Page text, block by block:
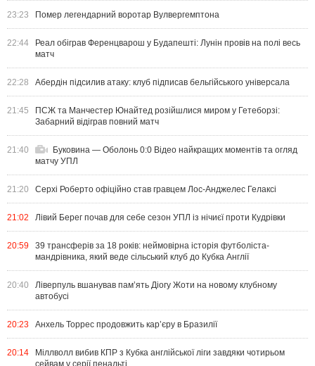
23:23 Помер легендарний воротар Вулвергемптона
22:44
Реал обіграв Ференцварош у Будапешті: Лунін провів на полі весь
матч
22:28 Абердін підсилив атаку: клуб підписав бельгійського універсала
21:45
ПСЖ та Манчестер Юнайтед розійшлися миром у Гетеборзі:
Забарний відіграв повний матч
21:40
Буковина — Оболонь 0:0 Відео найкращих моментів та огляд
матчу УПЛ
21:20 Серхі Роберто офіційно став гравцем Лос-Анджелес Гелаксі
21:02 Лівий Берег почав для себе сезон УПЛ із нічиєї проти Кудрівки
20:59
39 трансферів за 18 років: неймовірна історія футболіста-
мандрівника, який веде сільський клуб до Кубка Англії
20:40
Ліверпуль вшанував пам’ять Діогу Жоти на новому клубному
автобусі
20:23 Анхель Торрес продовжить кар’єру в Бразилії
20:14
Міллволл вибив КПР з Кубка англійської ліги завдяки чотирьом
сейвам у серії пенальті